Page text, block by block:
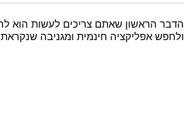
ולחפש אפליקציה חינמית ומגניבה שנקראת ShootMe.